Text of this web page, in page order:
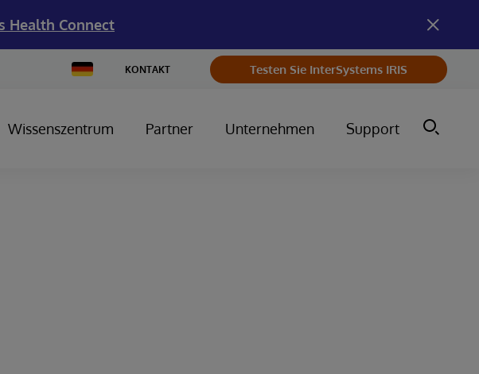
Health Connect
Change
Country
KONTAKT Testen Sie InterSystems IRIS
Wissenszentrum Partner Unternehmen Support